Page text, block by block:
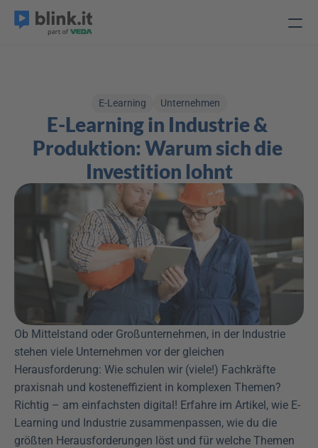
E-Learning Unternehmen
E-Learning in Industrie &
Produktion: Warum sich die
Investition lohnt
Ob Mittelstand oder Großunternehmen, in der Industrie
stehen viele Unternehmen vor der gleichen
Herausforderung: Wie schulen wir (viele!) Fachkräfte
praxisnah und kosteneffizient in komplexen Themen?
Richtig – am einfachsten digital! Erfahre im Artikel, wie E-
Learning und Industrie zusammenpassen, wie du die
größten Herausforderungen löst und für welche Themen